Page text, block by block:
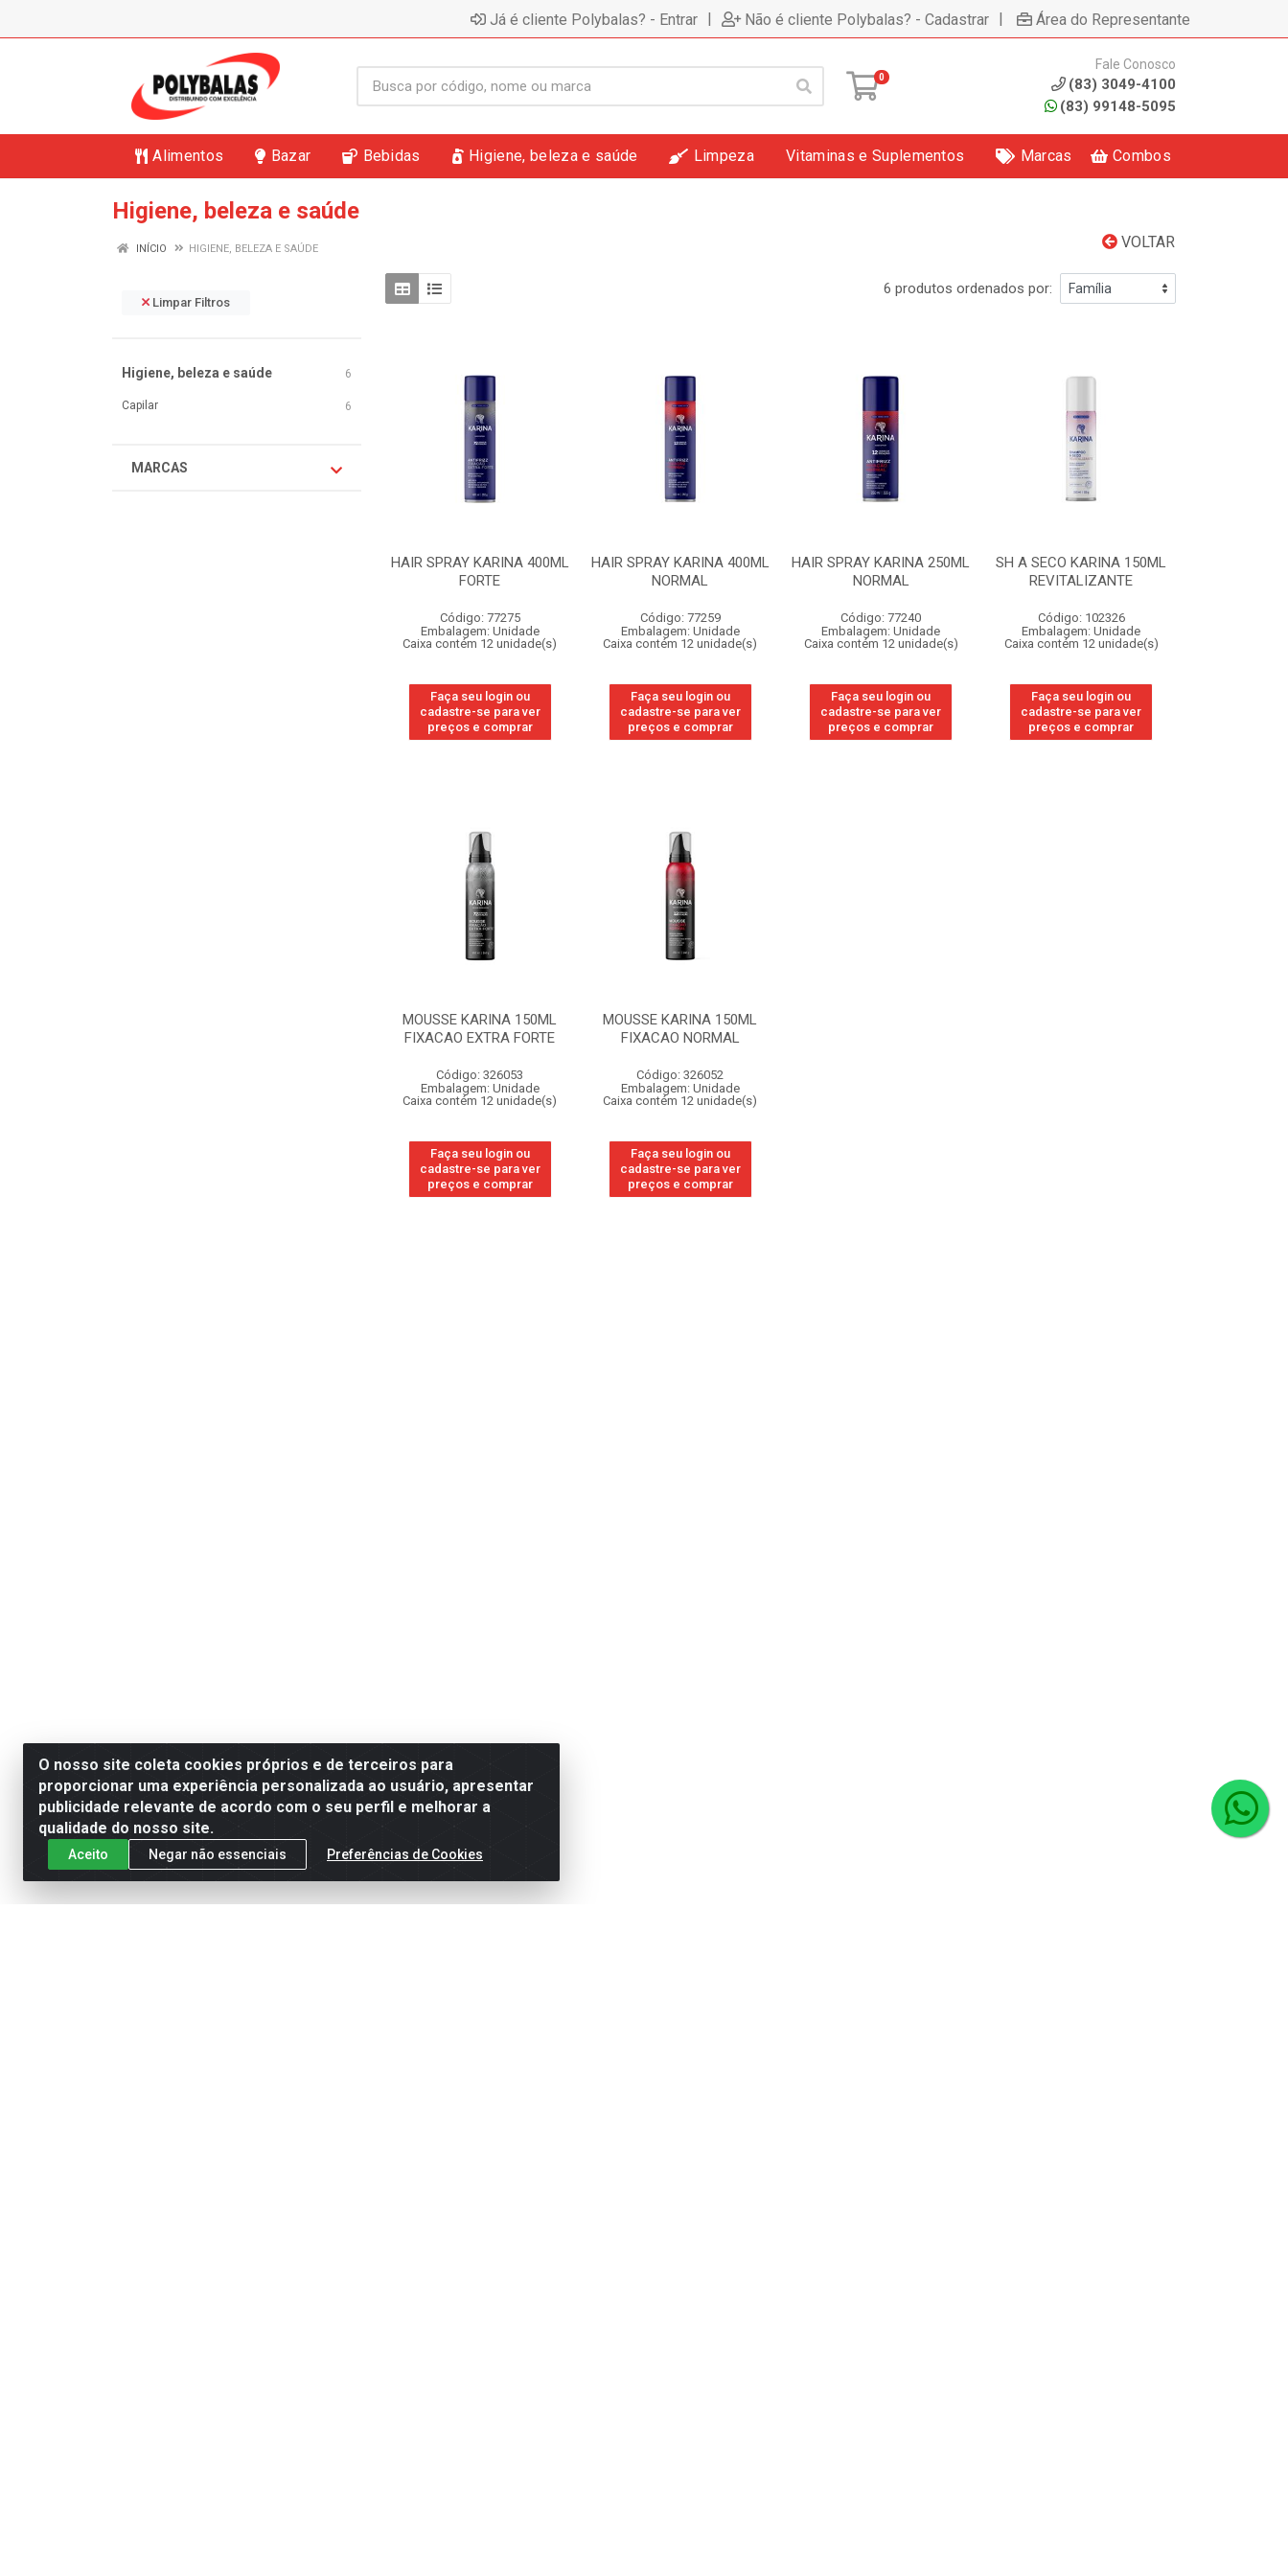
Já é cliente Polybalas? - Entrar | Não é cliente Polybalas? - Cadastrar | Área do Representante
0
Fale Conosco
(83) 3049-4100
(83) 99148-5095
Alimentos Bazar Bebidas Higiene, beleza e saúde Limpeza Vitaminas e Suplementos Marcas Combos
Higiene, beleza e saúde
VOLTAR
INÍCIO HIGIENE, BELEZA E SAÚDE
Limpar Filtros
Higiene, beleza e saúde 6
Capilar 6
MARCAS
6 produtos ordenados por:
HAIR SPRAY KARINA 400ML
FORTE
Código: 77275
Embalagem: Unidade
Caixa contém 12 unidade(s)
Faça seu login ou
cadastre-se para ver
preços e comprar
HAIR SPRAY KARINA 400ML
NORMAL
Código: 77259
Embalagem: Unidade
Caixa contém 12 unidade(s)
Faça seu login ou
cadastre-se para ver
preços e comprar
HAIR SPRAY KARINA 250ML
NORMAL
Código: 77240
Embalagem: Unidade
Caixa contém 12 unidade(s)
Faça seu login ou
cadastre-se para ver
preços e comprar
SH A SECO KARINA 150ML
REVITALIZANTE
Código: 102326
Embalagem: Unidade
Caixa contém 12 unidade(s)
Faça seu login ou
cadastre-se para ver
preços e comprar
MOUSSE KARINA 150ML
FIXACAO EXTRA FORTE
Código: 326053
Embalagem: Unidade
Caixa contém 12 unidade(s)
Faça seu login ou
cadastre-se para ver
preços e comprar
MOUSSE KARINA 150ML
FIXACAO NORMAL
Código: 326052
Embalagem: Unidade
Caixa contém 12 unidade(s)
Faça seu login ou
cadastre-se para ver
preços e comprar
O nosso site coleta cookies próprios e de terceiros para
proporcionar uma experiência personalizada ao usuário, apresentar
publicidade relevante de acordo com o seu perfil e melhorar a
qualidade do nosso site.
Aceito Negar não essenciais Preferências de Cookies